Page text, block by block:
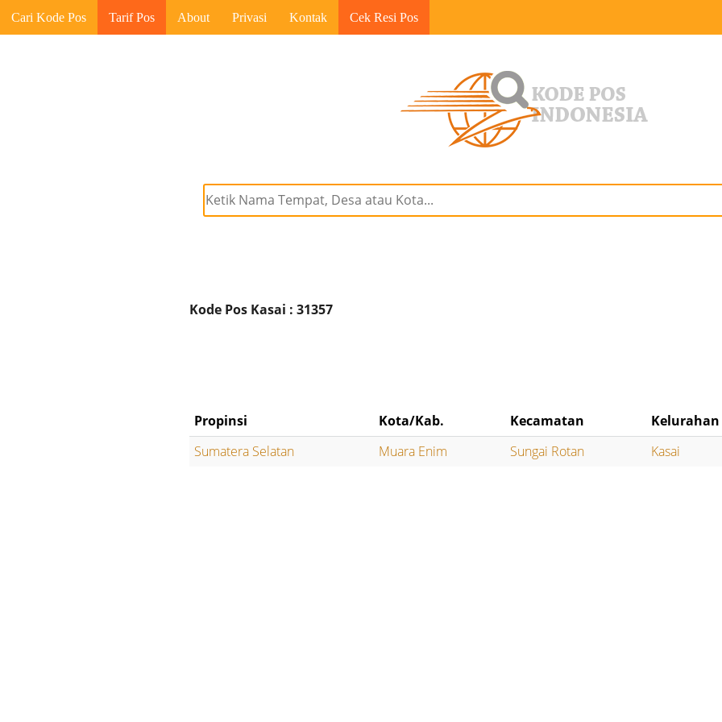
Cari Kode Pos Tarif Pos About Privasi Kontak Cek Resi Pos
Kode Pos Kasai : 31357
Propinsi Kota/Kab. Kecamatan
Kelurahan
Sumatera Selatan
Muara Enim Sungai Rotan Kasai